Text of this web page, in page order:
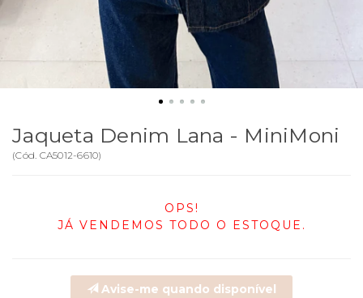
Jaqueta Denim Lana - MiniMoni
(Cód. CA5012-6610)
OPS!
JÁ VENDEMOS TODO O ESTOQUE.
Avise-me quando disponível